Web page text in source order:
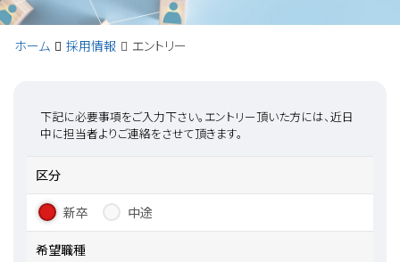
ホーム 採用情報 エントリー
下記に必要事項をご入力下さい。エントリー頂いた方には、近日
中に担当者よりご連絡をさせて頂きます。
区分
新卒 中途
希望職種